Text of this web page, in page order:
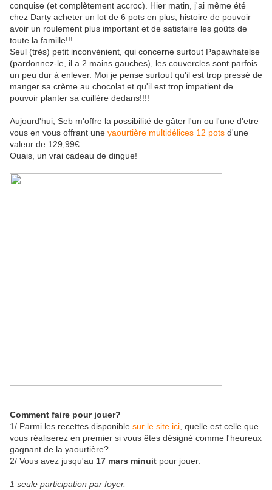
conquise (et complètement accroc). Hier matin, j'ai même été
chez Darty acheter un lot de 6 pots en plus, histoire de pouvoir
avoir un roulement plus important et de satisfaire les goûts de
toute la famille!!!
Seul (très) petit inconvénient, qui concerne surtout Papawhatelse
(pardonnez-le, il a 2 mains gauches), les couvercles sont parfois
un peu dur à enlever. Moi je pense surtout qu'il est trop pressé de
manger sa crème au chocolat et qu'il est trop impatient de
pouvoir planter sa cuillère dedans!!!!
Aujourd'hui, Seb m'offre la possibilité de gâter l'un ou l'une d'etre
vous en vous offrant une yaourtière multidélices 12 pots d'une
valeur de 129,99€.
Ouais, un vrai cadeau de dingue!
Comment faire pour jouer?
1/ Parmi les recettes disponible sur le site ici , quelle est celle que
vous réaliserez en premier si vous êtes désigné comme l'heureux
gagnant de la yaourtière?
2/ Vous avez jusqu'au 17 mars minuit pour jouer.
1 seule participation par foyer.